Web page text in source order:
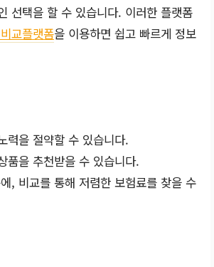
선택을 할 수 있습니다. 이러한 플랫폼
교플랫폼을 이용하면 쉽고 빠르게 정보
력을 절약할 수 있습니다.
품을 추천받을 수 있습니다.
, 비교를 통해 저렴한 보험료를 찾을 수